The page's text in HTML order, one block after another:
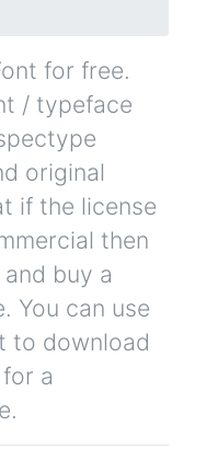
for free.
/ typeface
original
if the license
then
buy a
You can use
to download
a